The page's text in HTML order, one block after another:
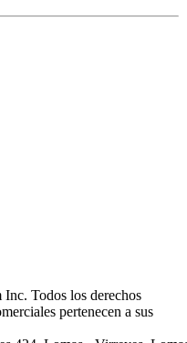
Todos los derechos
pertenecen a sus